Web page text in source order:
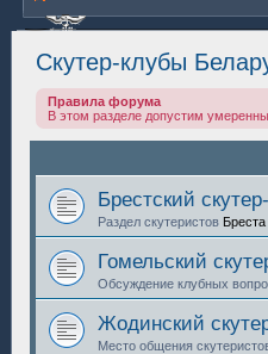
Скутер-клубы
Правила форума
В этом разделе допустим
Брестский
Раздел скутеристов Бреста
Гомельский
Обсуждение клубных
Жодинский
Место общения